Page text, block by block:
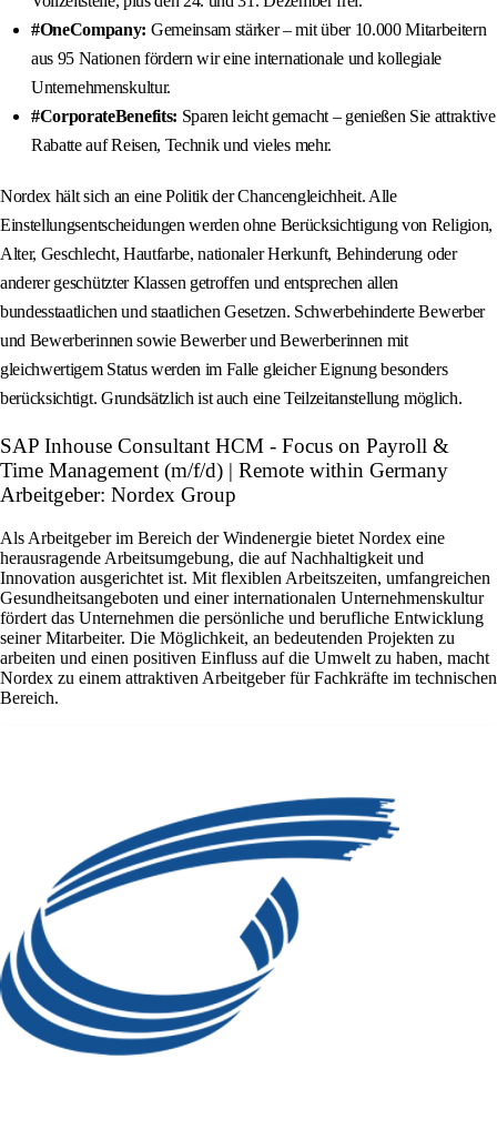
#OneCompany: Gemeinsam stärker – mit über 10.000 Mitarbeitern
aus 95 Nationen fördern wir eine internationale und kollegiale
Unternehmenskultur.
#CorporateBenefits: Sparen leicht gemacht – genießen Sie attraktive
Rabatte auf Reisen, Technik und vieles mehr.
Nordex hält sich an eine Politik der Chancengleichheit. Alle
Einstellungsentscheidungen werden ohne Berücksichtigung von Religion,
Alter, Geschlecht, Hautfarbe, nationaler Herkunft, Behinderung oder
anderer geschützter Klassen getroffen und entsprechen allen
bundesstaatlichen und staatlichen Gesetzen. Schwerbehinderte Bewerber
und Bewerberinnen sowie Bewerber und Bewerberinnen mit
gleichwertigem Status werden im Falle gleicher Eignung besonders
berücksichtigt. Grundsätzlich ist auch eine Teilzeitanstellung möglich.
SAP Inhouse Consultant HCM - Focus on Payroll &
Time Management (m/f/d) | Remote within Germany
Arbeitgeber: Nordex Group
Als Arbeitgeber im Bereich der Windenergie bietet Nordex eine
herausragende Arbeitsumgebung, die auf Nachhaltigkeit und
Innovation ausgerichtet ist. Mit flexiblen Arbeitszeiten, umfangreichen
Gesundheitsangeboten und einer internationalen Unternehmenskultur
fördert das Unternehmen die persönliche und berufliche Entwicklung
seiner Mitarbeiter. Die Möglichkeit, an bedeutenden Projekten zu
arbeiten und einen positiven Einfluss auf die Umwelt zu haben, macht
Nordex zu einem attraktiven Arbeitgeber für Fachkräfte im technischen
Bereich.